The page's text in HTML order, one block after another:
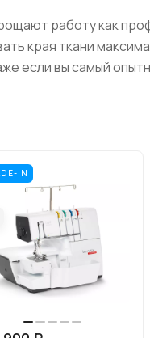
работу как
края ткани
если вы самый
IN